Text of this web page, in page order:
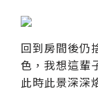
回到房間後仍
色，我想這輩
此時此景深深